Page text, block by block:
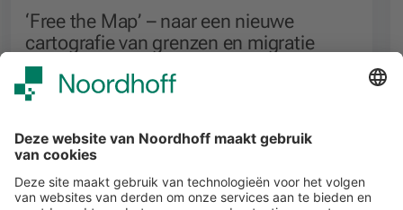
‘Free the Map’ – naar een nieuwe
cartografie van grenzen en migratie
Voortgezet onderwijs